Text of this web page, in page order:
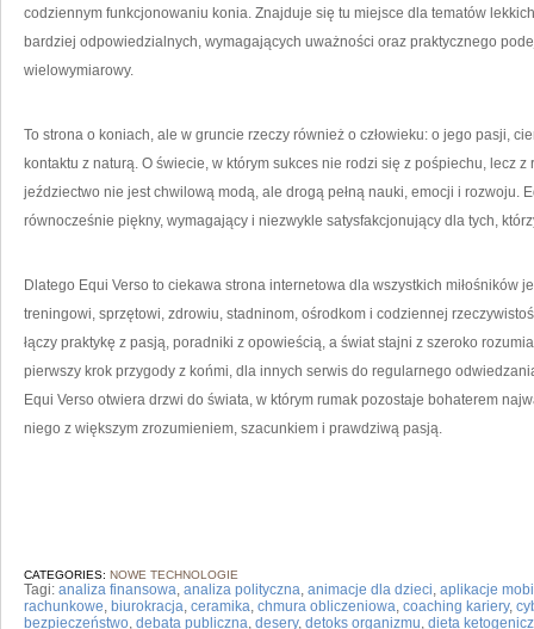
codziennym funkcjonowaniu konia. Znajduje się tu miejsce dla tematów
bardziej odpowiedzialnych, wymagających uważności oraz praktycznego
wielowymiarowy.
To strona o koniach, ale w gruncie rzeczy również o człowieku: o jego pasji,
kontaktu z naturą. O świecie, w którym sukces nie rodzi się z pośpiechu, lecz
jeździectwo nie jest chwilową modą, ale drogą pełną nauki, emocji i rozwoju.
równocześnie piękny, wymagający i niezwykle satysfakcjonujący dla tych,
Dlatego Equi Verso to ciekawa strona internetowa dla wszystkich miłośników
treningowi, sprzętowi, zdrowiu, stadninom, ośrodkom i codziennej
łączy praktykę z pasją, poradniki z opowieścią, a świat stajni z szeroko
pierwszy krok przygody z końmi, dla innych serwis do regularnego
Equi Verso otwiera drzwi do świata, w którym rumak pozostaje bohaterem
niego z większym zrozumieniem, szacunkiem i prawdziwą pasją.
CATEGORIES: NOWE TECHNOLOGIE
Tagi: analiza finansowa, analiza polityczna, animacje dla dzieci, aplikacje
rachunkowe, biurokracja, ceramika, chmura obliczeniowa, coaching kariery,
bezpieczeństwo, debata publiczna, desery, detoks organizmu, dieta